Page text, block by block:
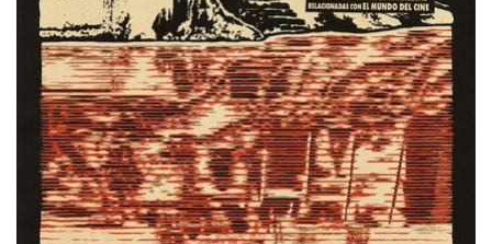
Empresas
Mapa de Mazarrón
Vídeos
Galerías